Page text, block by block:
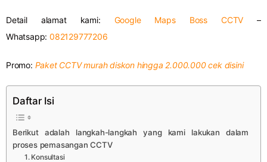
Detail alamat kami: Google Maps Boss CCTV –
Whatsapp:082129777206
Promo: Paket CCTV murah diskon hingga 2.000.000 cek disini
Daftar Isi
Berikut adalah langkah-langkah yang kami lakukan dalam
proses pemasangan CCTV
1. Konsultasi